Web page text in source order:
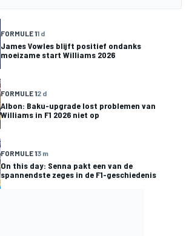
FORMULE 11 d
James Vowles blijft positief ondanks
moeizame start Williams 2026
FORMULE 12 d
Albon: Baku-upgrade lost problemen van
Williams in F1 2026 niet op
FORMULE 13 m
On this day: Senna pakt een van de
spannendste zeges in de F1-geschiedenis